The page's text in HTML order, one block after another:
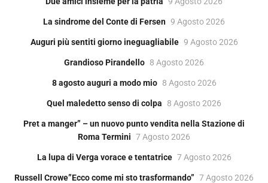
La sindrome del Conte di Fersen 9 Agosto 2026
Auguri più sentiti giorno ineguagliabile 9 Agosto 2026
Grandioso Pirandello 8 Agosto 2026
8 agosto auguri a modo mio 8 Agosto 2026
Quel maledetto senso di colpa 8 Agosto 2026
Pret a manger” – un nuovo punto vendita nella Stazione di
Roma Termini 7 Agosto 2026
La lupa di Verga vorace e tentatrice 7 Agosto 2026
Russell Crowe”Ecco come mi sto trasformando” 7 Agosto 2026